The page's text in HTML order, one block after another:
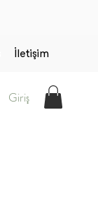
İletişim
Giriş